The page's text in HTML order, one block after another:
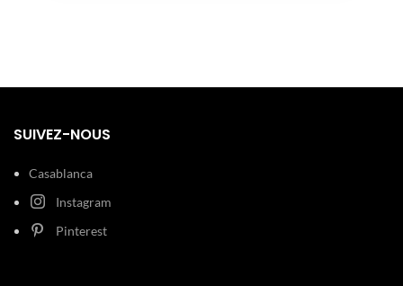
SUIVEZ-NOUS
Casablanca
Instagram
Pinterest